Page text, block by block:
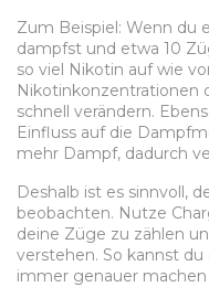
Zum Beispiel: Wenn du
dampfst und etwa 10
so viel Nikotin auf wie
Nikotinkonzentrationen
schnell verändern.
Einfluss auf die
mehr Dampf, dadurch
Deshalb ist es sinnvoll,
beobachten. Nutze
deine Züge zu zählen
verstehen. So kannst
immer genauer